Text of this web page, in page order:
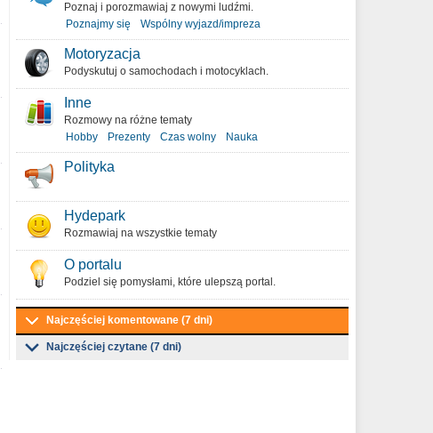
Poznaj i porozmawiaj z nowymi ludźmi.
Poznajmy się
Wspólny wyjazd/impreza
Motoryzacja
Podyskutuj o samochodach i motocyklach.
Inne
Rozmowy na różne tematy
Hobby
Prezenty Czas wolny Nauka
Polityka
Hydepark
Rozmawiaj na wszystkie tematy
O portalu
Podziel się pomysłami, które ulepszą portal.
Najczęściej komentowane (7 dni)
Najczęściej czytane (7 dni)